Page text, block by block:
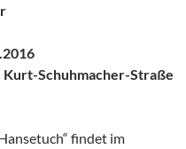
, Kurt-Schuhmacher-Straße
findet im